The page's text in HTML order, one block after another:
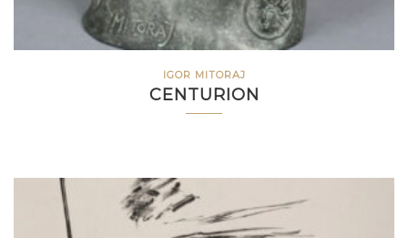
IGOR MITORAJ
CENTURION